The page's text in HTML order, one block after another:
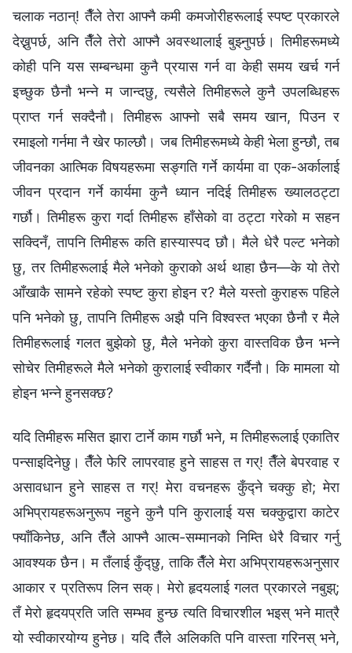
चलाक नठान्! तैँले तेरा आफ्नै कमी कमजोरीहरूलाई स्पष्ट प्रकारले
देख्नुपर्छ, अनि तैँले तेरो आफ्नै अवस्थालाई बुझ्नुपर्छ। तिमीहरूमध्ये
कोही पनि यस सम्बन्धमा कुनै प्रयास गर्न वा केही समय खर्च गर्न
इच्छुक छैनौ भन्‍ने म जान्दछु, त्यसैले तिमीहरूले कुनै उपलब्धिहरू
प्राप्त गर्न सक्दैनौ। तिमीहरू आफ्नो सबै समय खान, पिउन र
रमाइलो गर्नमा नै खेर फाल्छौ। जब तिमीहरूमध्ये केही भेला हुन्छौ, तब
जीवनका आत्मिक विषयहरूमा सङ्गति गर्ने कार्यमा वा एक-अर्कालाई
जीवन प्रदान गर्ने कार्यमा कुनै ध्यान नदिई तिमीहरू ख्यालठट्टा
गर्छौ। तिमीहरू कुरा गर्दा तिमीहरू हाँसेको वा ठट्टा गरेको म सहन
सक्दिनँ, तापनि तिमीहरू कति हास्यास्पद छौ। मैले धेरै पल्ट भनेको
छु, तर तिमीहरूलाई मैले भनेको कुराको अर्थ थाहा छैन—के यो तेरो
आँखाकै सामने रहेको स्पष्ट कुरा होइन र? मैले यस्तो कुराहरू पहिले
पनि भनेको छु, तापनि तिमीहरू अझै पनि विश्‍वस्त भएका छैनौ र मैले
तिमीहरूलाई गलत बुझेको छु, मैले भनेको कुरा वास्तविक छैन भन्‍ने
सोचेर तिमीहरूले मैले भनेको कुरालाई स्वीकार गर्दैनौ। कि मामला यो
होइन भन्‍ने हुनसक्छ?
यदि तिमीहरू मसित झारा टार्ने काम गर्छौ भने, म तिमीहरूलाई एकातिर
पन्साइदिनेछु। तैँले फेरि लापरवाह हुने साहस त गर्! तैँले बेपरवाह र
असावधान हुने साहस त गर्! मेरा वचनहरू कुँद्ने चक्कु हो; मेरा
अभिप्रायहरूअनुरूप नहुने कुनै पनि कुरालाई यस चक्कुद्वारा काटेर
फ्याँकिनेछ, अनि तैँले आफ्नै आत्म-सम्‍मानको निम्ति धेरै विचार गर्नु
आवश्यक छैन। म तँलाई कुँद्छु, ताकि तैँले मेरा अभिप्रायहरूअनुसार
आकार र प्रतिरूप लिन सक्। मेरो हृदयलाई गलत प्रकारले नबुझ्;
तँ मेरो हृदयप्रति जति सम्‍भव हुन्छ त्यति विचारशील भइस् भने मात्रै
यो स्वीकारयोग्य हुनेछ। यदि तैँले अलिकति पनि वास्ता गरिनस् भने,